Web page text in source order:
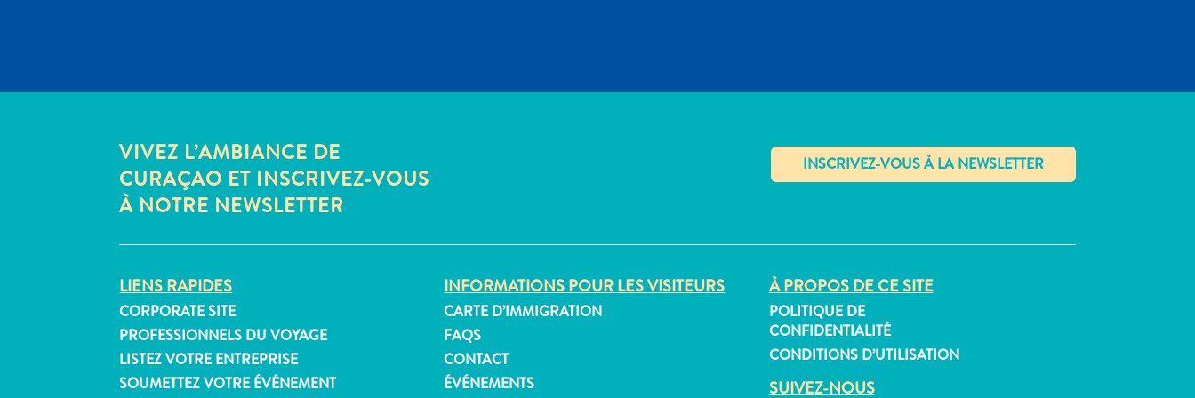
VIVEZ L’AMBIANCE DE
CURAÇAO ET INSCRIVEZ-VOUS
À NOTRE NEWSLETTER
✕
LIENS RAPIDES
CORPORATE SITE
PROFESSIONNELS DU VOYAGE
LISTEZ VOTRE ENTREPRISE
SOUMETTEZ VOTRE ÉVÉNEMENT
INFORMATIONS POUR LES VISITEURS
CARTE D’IMMIGRATION
FAQS
CONTACT
ÉVÉNEMENTS
À PROPOS DE CE SITE
POLITIQUE DE
CONFIDENTIALITÉ
CONDITIONS D’UTILISATION
SUIVEZ-NOUS